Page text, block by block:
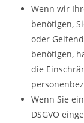
Wenn wir
benötigen,
oder
benötigen,
die
Wenn Sie
DSGVO